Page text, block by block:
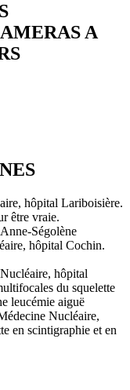
A
hôpital Lariboisière.
être vraie.
Ségolène
hôpital Cochin.
hôpital
du squelette
leucémie aiguë
Nucléaire,
en scintigraphie et en